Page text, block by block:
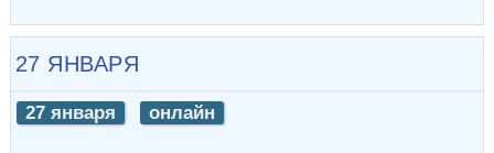
27 ЯНВАРЯ
27 января онлайн